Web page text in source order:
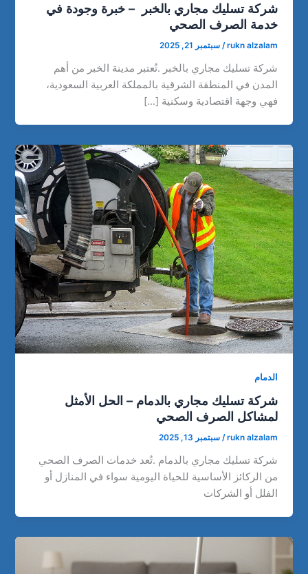
شركة تسليك مجاري بالخبر – خبرة وجودة في
خدمة الصرف الصحي
rukn alzalam
/سبتمبر 21, 2025
شركة تسليك مجاري بالخبر .تُعتبر مدينة الخبر من أهم
المدن في المنطقة الشرقية بالمملكة العربية السعودية،
فهي وجهة اقتصادية وسكنية […]
الدمام
شركة تسليك مجاري بالدمام – الحل الأمثل
لمشاكل الصرف الصحي
rukn alzalam
/سبتمبر 13, 2025
شركة تسليك مجاري بالدمام .تُعد خدمات الصرف الصحي
من الركائز الأساسية للحياة اليومية سواء في المنازل أو
الفلل أو الشركات